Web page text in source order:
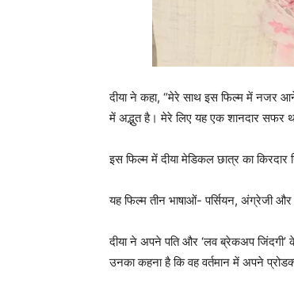
दीया ने कहा, “मेरे साथ इस फिल्म में नजर
में अद्भुत है। मेरे लिए यह एक शानदार सफर
इस फिल्म में दीया मेडिकल छात्र का
यह फिल्म तीन भाषाओं- पर्सियन, अंग्रेजी
दीया ने अपने पति और ‘लव ब्रेकअप जिंदगी’
उनका कहना है कि वह वर्तमान में अपने